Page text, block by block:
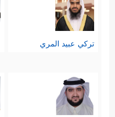
تركي عبيد المري